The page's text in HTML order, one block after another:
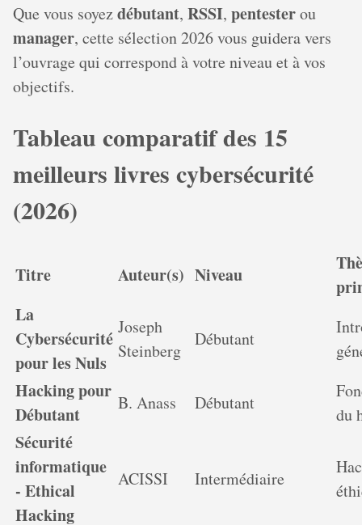
Que vous soyezdébutant, RSSI, pentesterou
manager, cette sélection 2026 vous guidera vers
l’ouvrage qui correspond à votre niveau et à vos
objectifs.
Tableau comparatif des 15
meilleurs livres cybersécurité
(2026)
Titre Auteur(s) Niveau
La
Cybersécurité
pour les Nuls
Joseph
Steinberg
Débutant
Hacking pour
Débutant
B. Anass Débutant
du
Sécurité
informatique
- Ethical
Hacking
ACISSI Intermédiaire